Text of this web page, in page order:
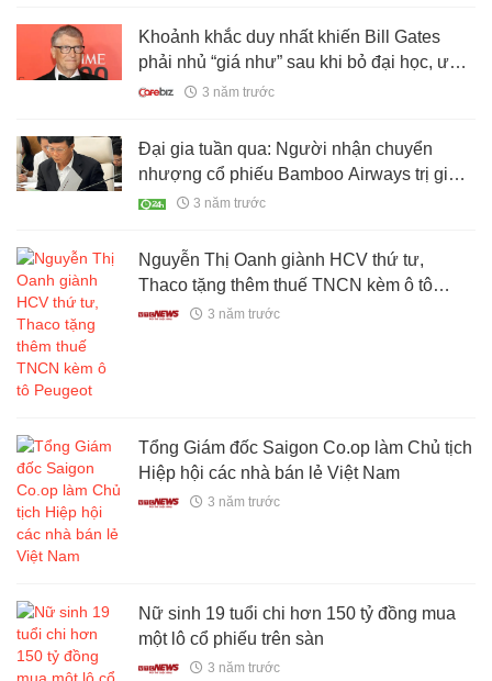
Khoảnh khắc duy nhất khiến Bill Gates
phải nhủ “giá như” sau khi bỏ đại học, ước
bản thân biết sớm 5 điều này khi còn đôi
3 năm trước
Đại gia tuần qua: Người nhận chuyển
nhượng cổ phiếu Bamboo Airways trị giá
4.000 tỷ đồng là ai?
3 năm trước
Nguyễn Thị Oanh giành HCV thứ tư,
Thaco tặng thêm thuế TNCN kèm ô tô
Peugeot 3 năm trước
Tổng Giám đốc Saigon Co.op làm Chủ tịch
Hiệp hội các nhà bán lẻ Việt Nam
3 năm trước
Nữ sinh 19 tuổi chi hơn 150 tỷ đồng mua
một lô cổ phiếu trên sàn
3 năm trước